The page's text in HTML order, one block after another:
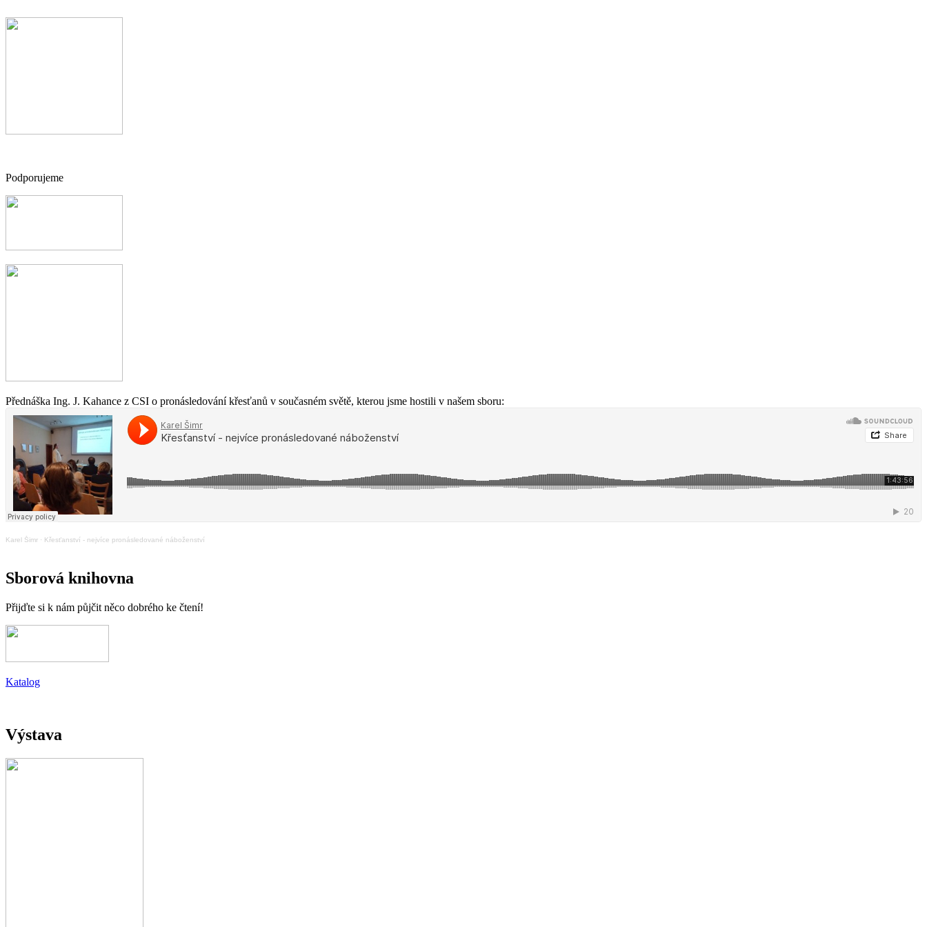
Podporujeme
Přednáška Ing. J. Kahance z CSI o pronásledování křesťanů v současném světě, kterou jsme hostili v našem sboru:
Karel Šimr · Křesťanství - nejvíce pronásledované náboženství
Sborová knihovna
Přijďte si k nám půjčit něco dobrého ke čtení!
Katalog
Výstava